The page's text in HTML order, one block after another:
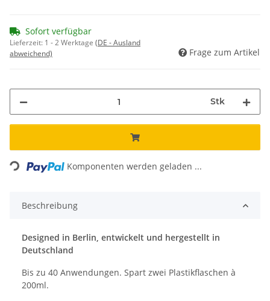
Sofort verfügbar
Lieferzeit: 1 - 2 Werktage (DE - Ausland
abweichend)
Frage zum Artikel
Stk
Komponenten werden geladen ...
Beschreibung
Designed in Berlin, entwickelt und hergestellt in
Deutschland
Bis zu 40 Anwendungen. Spart zwei Plastikflaschen à
200ml.